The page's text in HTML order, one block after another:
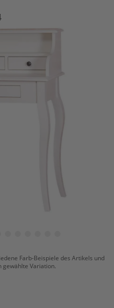
Farb-Beispiele des Artikels und
gewählte Variation.